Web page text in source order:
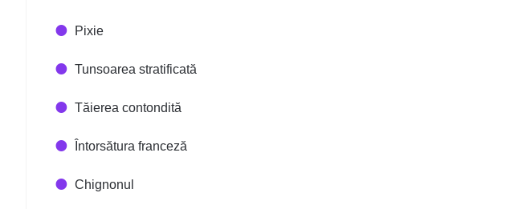
Pixie
Tunsoarea stratificată
Tăierea contondită
Întorsătura franceză
Chignonul